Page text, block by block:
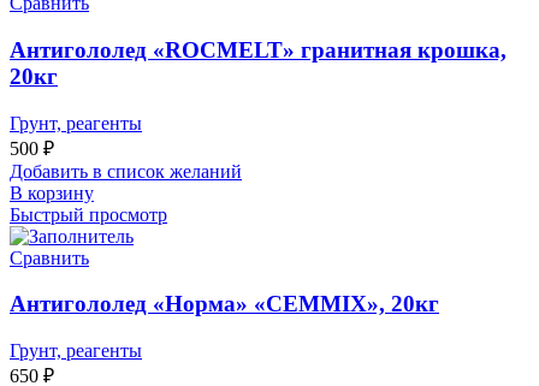
Антигололед «ROCMELT» гранитная крошка,
20кг
Грунт, реагенты
500 ₽
Добавить в список желаний
В корзину
Быстрый просмотр
Сравнить
Антигололед «Норма» «CEMMIX», 20кг
Грунт, реагенты
650 ₽